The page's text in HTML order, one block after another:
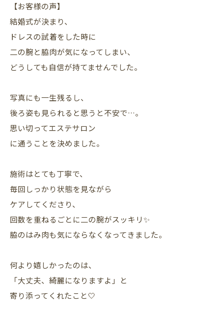
【お客様の声】
結婚式が決まり、
ドレスの試着をした時に
二の腕と脇肉が気になってしまい、
どうしても自信が持てませんでした。
写真にも一生残るし、
後ろ姿も見られると思うと不安で…。
思い切ってエステサロン
に通うことを決めました。
施術はとても丁寧で、
毎回しっかり状態を見ながら
ケアしてくださり、
回数を重ねるごとに二の腕がスッキリ✨
脇のはみ肉も気にならなくなってきました。
何より嬉しかったのは、
「大丈夫、綺麗になりますよ」と
寄り添ってくれたこと🤍